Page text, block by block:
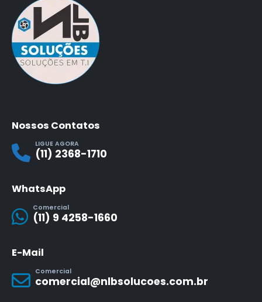
Nossos Contatos
LIGUE AGORA
(11) 2368-1710
WhatsApp
Comercial
(11) 9 4258-1660
E-Mail
Comercial
comercial@nlbsolucoes.com.br